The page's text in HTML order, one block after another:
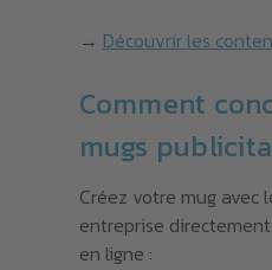
→ Découvrir les
Comment
mugs
Créez votre mug avec
entreprise
en ligne :